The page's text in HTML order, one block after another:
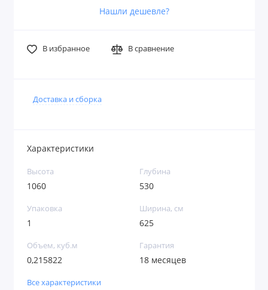
Нашли дешевле?
В избранное В сравнение
Доставка и сборка
Характеристики
Высота
1060
Глубина
530
Упаковка
1
Ширина, см
625
Объем, куб.м
0,215822
Гарантия
18 месяцев
Все характеристики